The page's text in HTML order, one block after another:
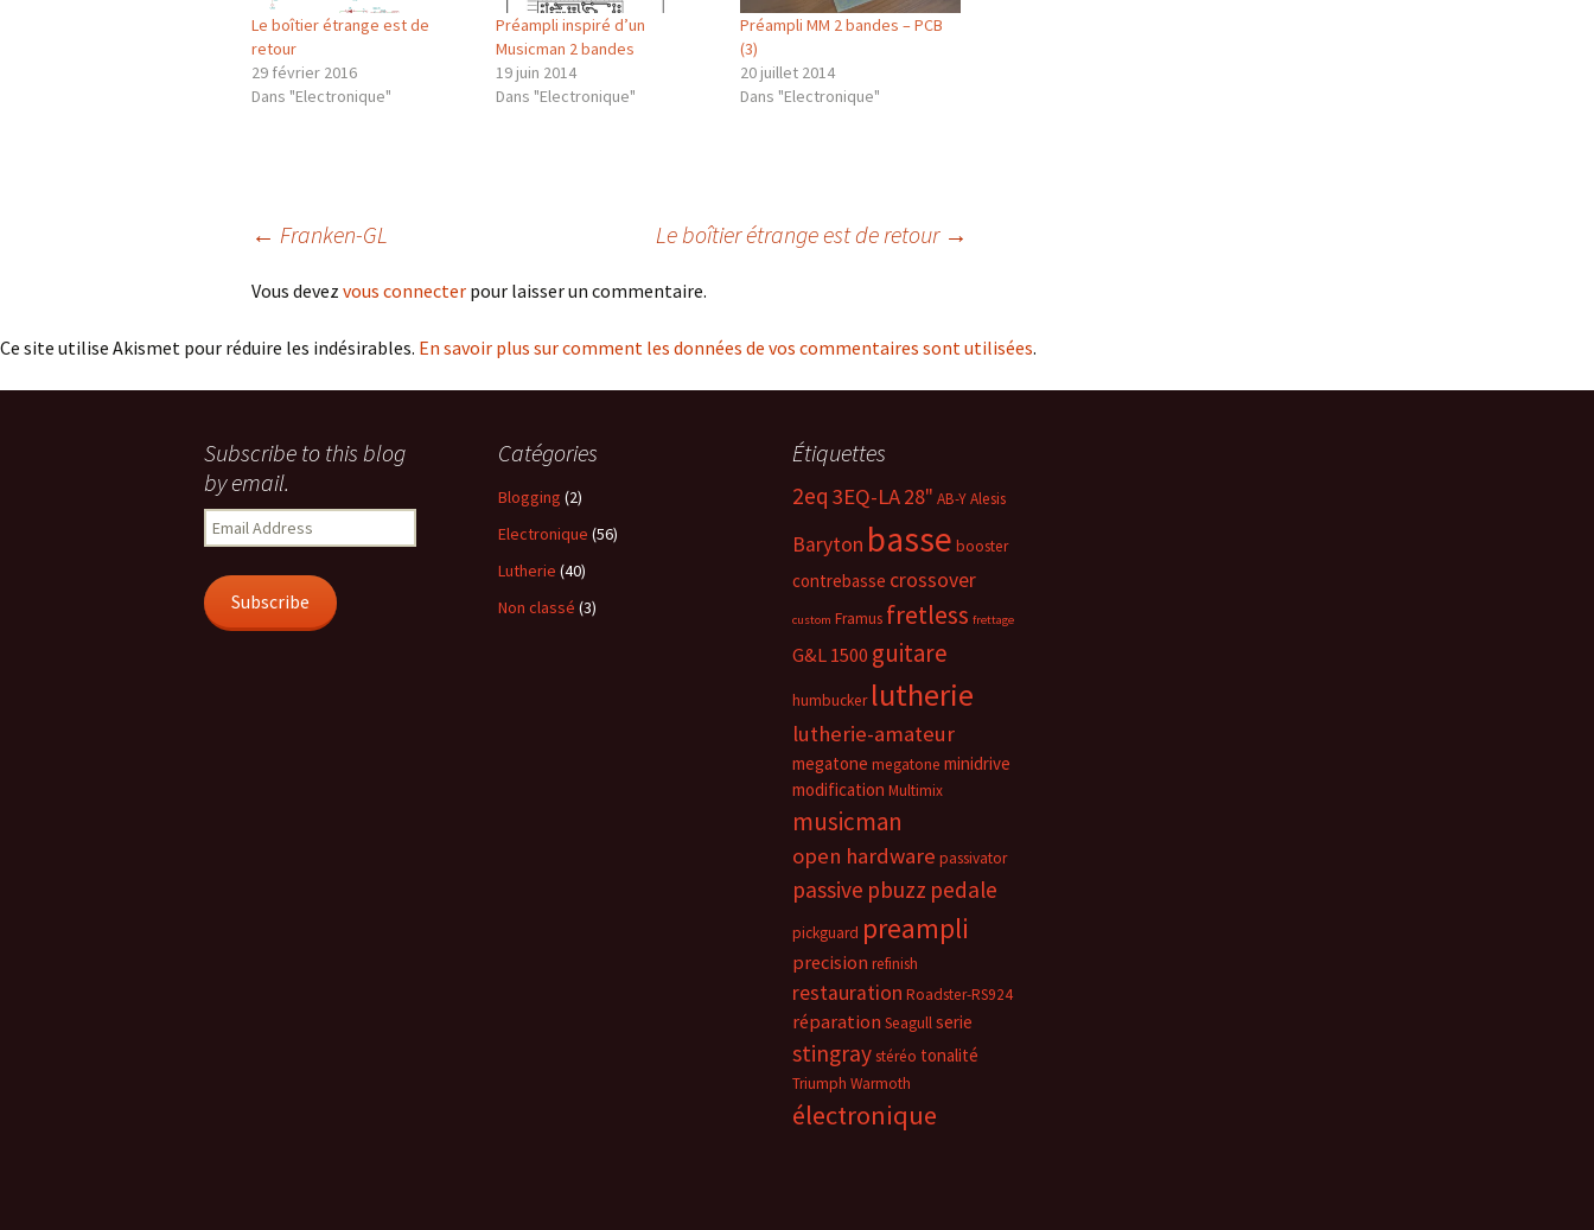
Le boîtier étrange est de
retour
29 février 2016
Dans "Electronique"
Préampli inspiré d’un
Musicman 2 bandes
19 juin 2014
Dans "Electronique"
Préampli MM 2 bandes – PCB
(3)
20 juillet 2014
Dans "Electronique"
Navigation
des
articles
← Franken-GL Le boîtier étrange est de retour →
Vous devez vous connecter pour laisser un commentaire.
Ce site utilise Akismet pour réduire les indésirables. En savoir plus sur comment les données de vos commentaires sont utilisées.
Subscribe to this blog
by email.
Email
Address
Subscribe
Catégories
Blogging (2)
Electronique (56)
Lutherie (40)
Non classé (3)
Étiquettes
2eq 3EQ-LA28" AB-YAlesis
Baryton basse booster
contrebasse crossover
custom Framus fretless frettage
G&L 1500 guitare
humbucker lutherie
lutherie-amateur
megatone megatone minidrive
modification Multimix
musicman
open hardware passivator
passive pbuzz pedale
pickguard preampli
precision refinish
restauration Roadster-RS924
réparation Seagullserie
stingraystéréo tonalité
Triumph Warmoth
électronique